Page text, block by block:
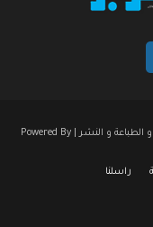
© جميع الحقوق محفوظة لمؤسسة 14 أكتوبر للصحافة و الطباعة و النشر | Powered By
راسلنا